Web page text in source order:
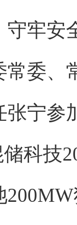
守牢安
常委、
张宁参
科技